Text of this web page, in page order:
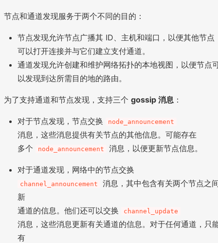
节点和通道发现服务于两个不同的目的：
节点发现允许节点广播其 ID、主机和端口，以便其他节点
可以打开连接并与它们建立支付通道。
通道发现允许创建和维护网络拓扑的本地视图，以便节点
以发现到达所需目的地的路由。
为了支持通道和节点发现，支持三个 gossip 消息 ：
对于节点发现，节点交换 node_announcement
消息，这些消息提供有关节点的其他信息。可能存在
多个
node_announcement 消息，以便更新节点信息。
对于通道发现，网络中的节点交换
channel_announcement
消息，其中包含有关两个节点之
新
通道的信息。他们还可以交换
channel_update
消息，这些消息更新有关通道的信息。对于任何通道，只
有